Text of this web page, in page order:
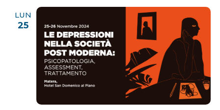
LUN
25